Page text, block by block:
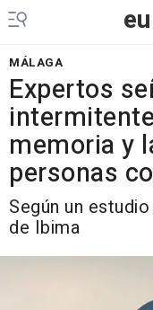
MÁLAGA
Expertos
memoria y
personas
Según un
de Ibima